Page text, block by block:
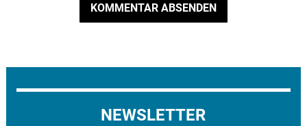
KOMMENTAR ABSENDEN
NEWSLETTER